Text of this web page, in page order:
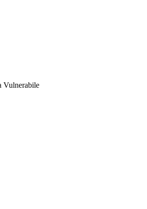
Vulnerabile